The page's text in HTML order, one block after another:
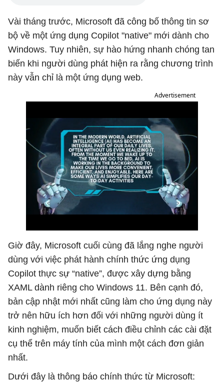
Vài tháng trước, Microsoft đã công bố thông tin sơ
bộ về một ứng dụng Copilot "native" mới dành cho
Windows. Tuy nhiên, sự hào hứng nhanh chóng tan
biến khi người dùng phát hiện ra rằng chương trình
này vẫn chỉ là một ứng dụng web.
Advertisement
Giờ đây, Microsoft cuối cùng đã lắng nghe người
dùng với việc phát hành chính thức ứng dụng
Copilot thực sự “native”, được xây dựng bằng
XAML dành riêng cho Windows 11. Bên cạnh đó,
bản cập nhật mới nhất cũng làm cho ứng dụng này
trở nên hữu ích hơn đối với những người dùng ít
kinh nghiệm, muốn biết cách điều chỉnh các cài đặt
cụ thể trên máy tính của mình một cách đơn giản
nhất.
Dưới đây là thông báo chính thức từ Microsoft: